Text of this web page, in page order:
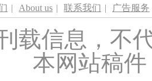
| About us | 联系我们 | 广告服务
载信息，不
本网站稿